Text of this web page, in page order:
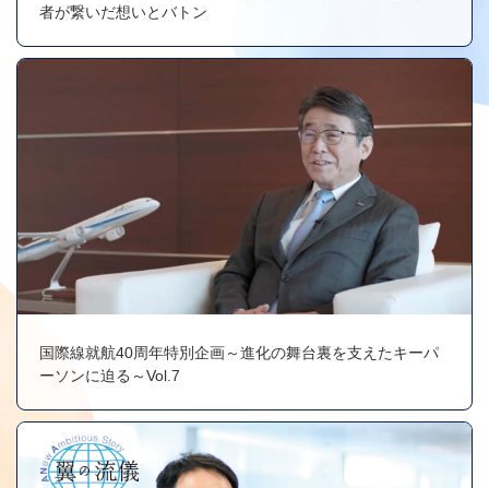
者が繋いだ想いとバトン
国際線就航40周年特別企画～進化の舞台裏を支えたキーパ
ーソンに迫る～Vol.7